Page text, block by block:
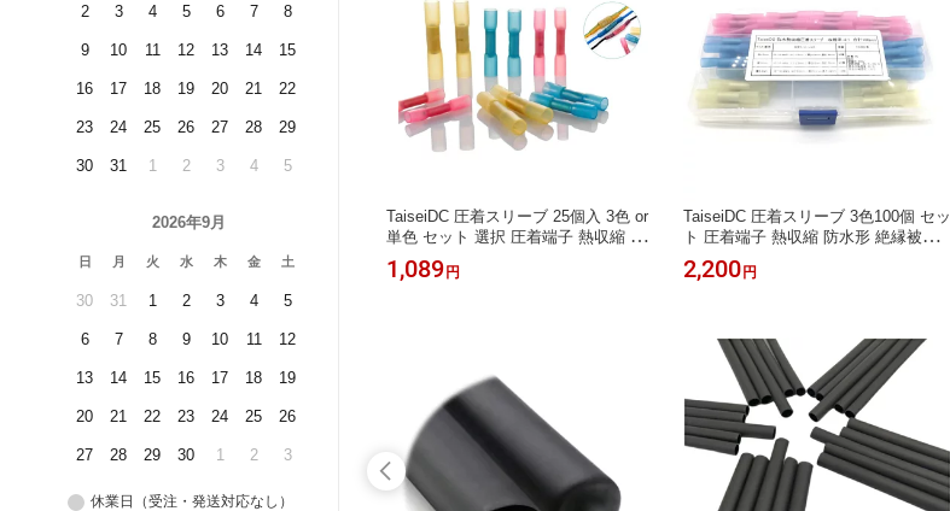
2 3 4 5 6 7 8
9 10 11 12 13 14 15
16 17 18 19 20 21 22
23 24 25 26 27 28 29
30 31 1 2 3 4 5
2026年9月
日 月 火 水 木 金 土
30 31 1 2 3 4 5
6 7 8 9 10 11 12
13 14 15 16 17 18 19
20 21 22 23 24 25 26
27 28 29 30 1 2 3
休業日（受注・発送対応なし）
TaiseiDC 圧着スリーブ 25個入 3色 or
単色 セット 選択 圧着端子 熱収縮 防
水形 絶縁被覆 二層構造 接着剤付き
収縮比3:1
1,089 円
TaiseiDC 圧着スリーブ 3色100個 セッ
ト 圧着端子 熱収縮 防水形 絶縁被覆
二層構造 接着剤付き 収縮比3:1 ケー
ス付き
2,200 円